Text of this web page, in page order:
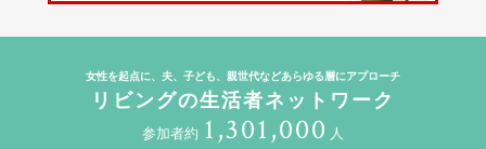
女性を起点に、夫、子ども、親世代などあらゆる層にアプローチ
リビングの生活者ネットワーク
参加者約 1,301,000 人